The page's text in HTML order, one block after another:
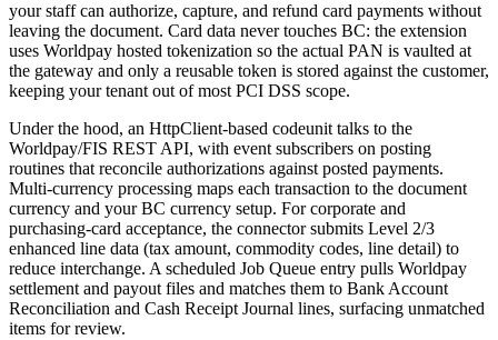
your staff can authorize, capture, and refund card payments without
leaving the document. Card data never touches BC: the extension
uses Worldpay hosted tokenization so the actual PAN is vaulted at
the gateway and only a reusable token is stored against the customer,
keeping your tenant out of most PCI DSS scope.
Under the hood, an HttpClient-based codeunit talks to the
Worldpay/FIS REST API, with event subscribers on posting
routines that reconcile authorizations against posted payments.
Multi-currency processing maps each transaction to the document
currency and your BC currency setup. For corporate and
purchasing-card acceptance, the connector submits Level 2/3
enhanced line data (tax amount, commodity codes, line detail) to
reduce interchange. A scheduled Job Queue entry pulls Worldpay
settlement and payout files and matches them to Bank Account
Reconciliation and Cash Receipt Journal lines, surfacing unmatched
items for review.